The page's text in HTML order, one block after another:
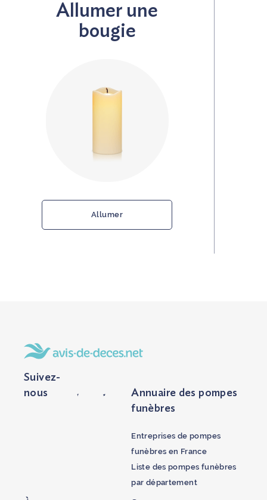
Allumer une
bougie
Allumer
Suivez-
nous
Annuaire des pompes
funèbres
Entreprises de pompes
funèbres en France
Liste des pompes funèbres
par département